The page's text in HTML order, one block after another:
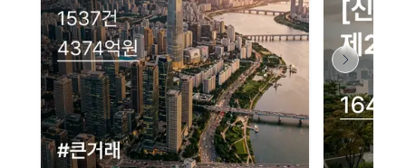
네이버 지도 연결 안내
현재 네이버 지도 연결이 원활하지 않아 지도를 불러올 수 없습니다.
이용에 불편을 드려 죄송합니다.
다시 시도